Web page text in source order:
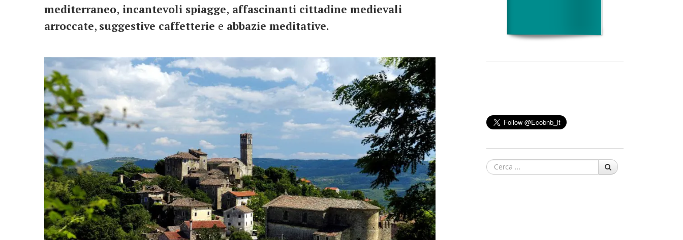
mediterraneo, incantevoli spiagge, affascinanti cittadine medievali
arroccate, suggestive caffetterie e abbazie meditative.
Cerca